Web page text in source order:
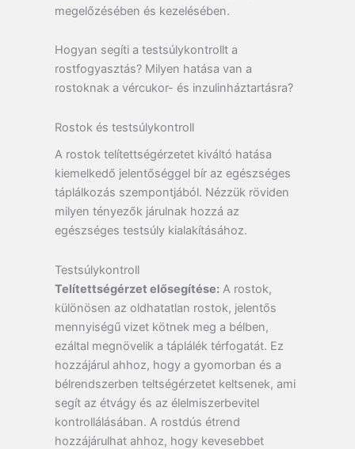
megelőzésében és kezelésében.
Hogyan segíti a testsúlykontrollt a
rostfogyasztás? Milyen hatása van a
rostoknak a vércukor- és inzulinháztartásra?
Rostok és testsúlykontroll
A rostok telítettségérzetet kiváltó hatása
kiemelkedő jelentőséggel bír az egészséges
táplálkozás szempontjából. Nézzük röviden
milyen tényezők járulnak hozzá az
egészséges testsúly kialakításához.
Testsúlykontroll
Telítettségérzet elősegítése:A rostok,
különösen az oldhatatlan rostok, jelentős
mennyiségű vizet kötnek meg a bélben,
ezáltal megnövelik a táplálék térfogatát. Ez
hozzájárul ahhoz, hogy a gyomorban és a
bélrendszerben teltségérzetet keltsenek, ami
segít az étvágy és az élelmiszerbevitel
kontrollálásában. A rostdús étrend
hozzájárulhat ahhoz, hogy kevesebbet